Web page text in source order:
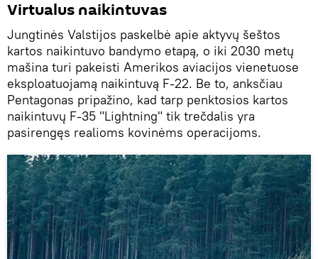
Virtualus naikintuvas
Jungtinės Valstijos paskelbė apie aktyvų šeštos
kartos naikintuvo bandymo etapą, o iki 2030 metų
mašina turi pakeisti Amerikos aviacijos vienetuose
eksploatuojamą naikintuvą F-22. Be to, anksčiau
Pentagonas pripažino, kad tarp penktosios kartos
naikintuvų F-35 "Lightning" tik trečdalis yra
pasirengęs realioms kovinėms operacijoms.